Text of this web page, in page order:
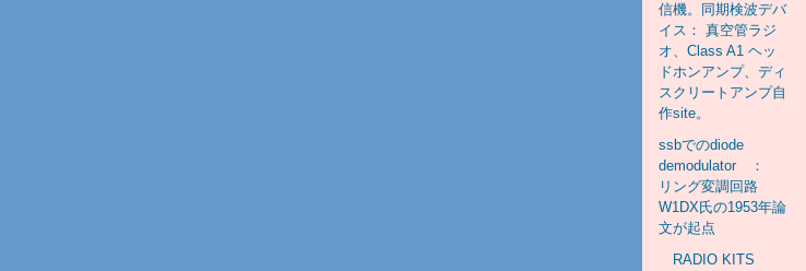
信機。同期検波デバ
イス： 真空管ラジ
オ、Class A1 ヘッ
ドホンアンプ、ディ
スクリートアンプ自
作site。
ssbでのdiode
demodulator ：
リング変調回路
W1DX氏の1953年論
文が起点
RADIO KITS